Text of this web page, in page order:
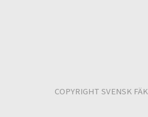
COPYRIGHT SVENSK